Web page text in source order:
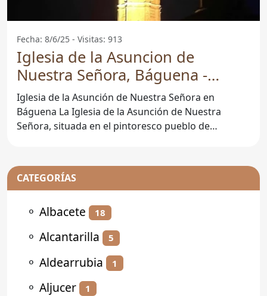
Fecha: 8/6/25 - Visitas: 913
Iglesia de la Asuncion de
Nuestra Señora, Báguena -
Báguena
Iglesia de la Asunción de Nuestra Señora en
Báguena La Iglesia de la Asunción de Nuestra
Señora, situada en el pintoresco pueblo de
CATEGORÍAS
⚬ Albacete 18
⚬ Alcantarilla 5
⚬ Aldearrubia 1
⚬ Aljucer 1